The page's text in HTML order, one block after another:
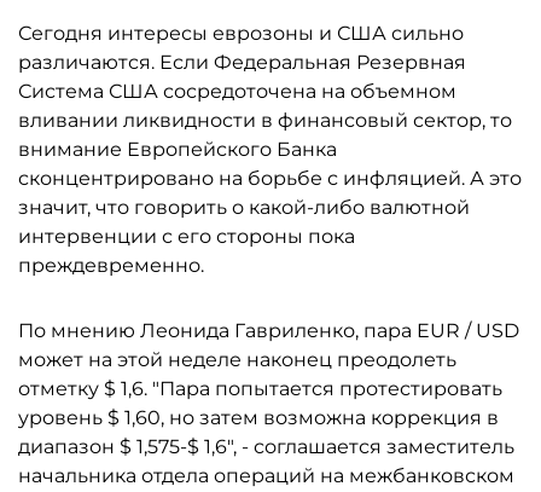
Сегодня интересы еврозоны и США сильно
различаются. Если Федеральная Резервная
Система США сосредоточена на объемном
вливании ликвидности в финансовый сектор, то
внимание Европейского Банка
сконцентрировано на борьбе с инфляцией. А это
значит, что говорить о какой-либо валютной
интервенции с его стороны пока
преждевременно.
По мнению Леонида Гавриленко, пара EUR / USD
может на этой неделе наконец преодолеть
отметку $ 1,6. "Пара попытается протестировать
уровень $ 1,60, но затем возможна коррекция в
диапазон $ 1,575-$ 1,6", - соглашается заместитель
начальника отдела операций на межбанковском